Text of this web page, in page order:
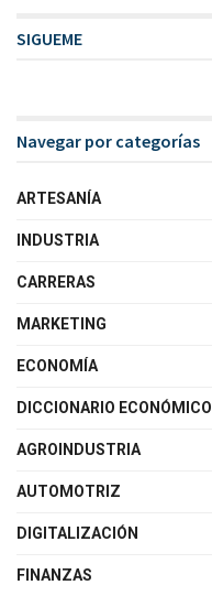
SIGUEME
Navegar por categorías
ARTESANÍA
INDUSTRIA
CARRERAS
MARKETING
ECONOMÍA
DICCIONARIO ECONÓMICO
AGROINDUSTRIA
AUTOMOTRIZ
DIGITALIZACIÓN
FINANZAS